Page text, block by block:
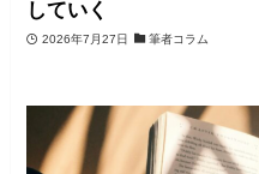
していく
2026年7月27日 筆者コラム